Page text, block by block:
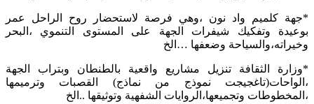
*جهة كلميم واد نون ،وهي فرصة لاستحضار روح الراحل عمر
بوعيدة وتفكيك شيفرات الجهة على المستوى التنموي ،البحر
وخيراته،والسياحة وضعفها …الخ
*وزارة الثقافة تنزيل مشاريع واقعية بالطنطان وبتراب الجهة
،الواحات(تاغجيجت نموذج من نماذج) القصبات وترميمها
،المخطوطات وتجميعها،الروايات الشفهية وتوثيقها ..الخ